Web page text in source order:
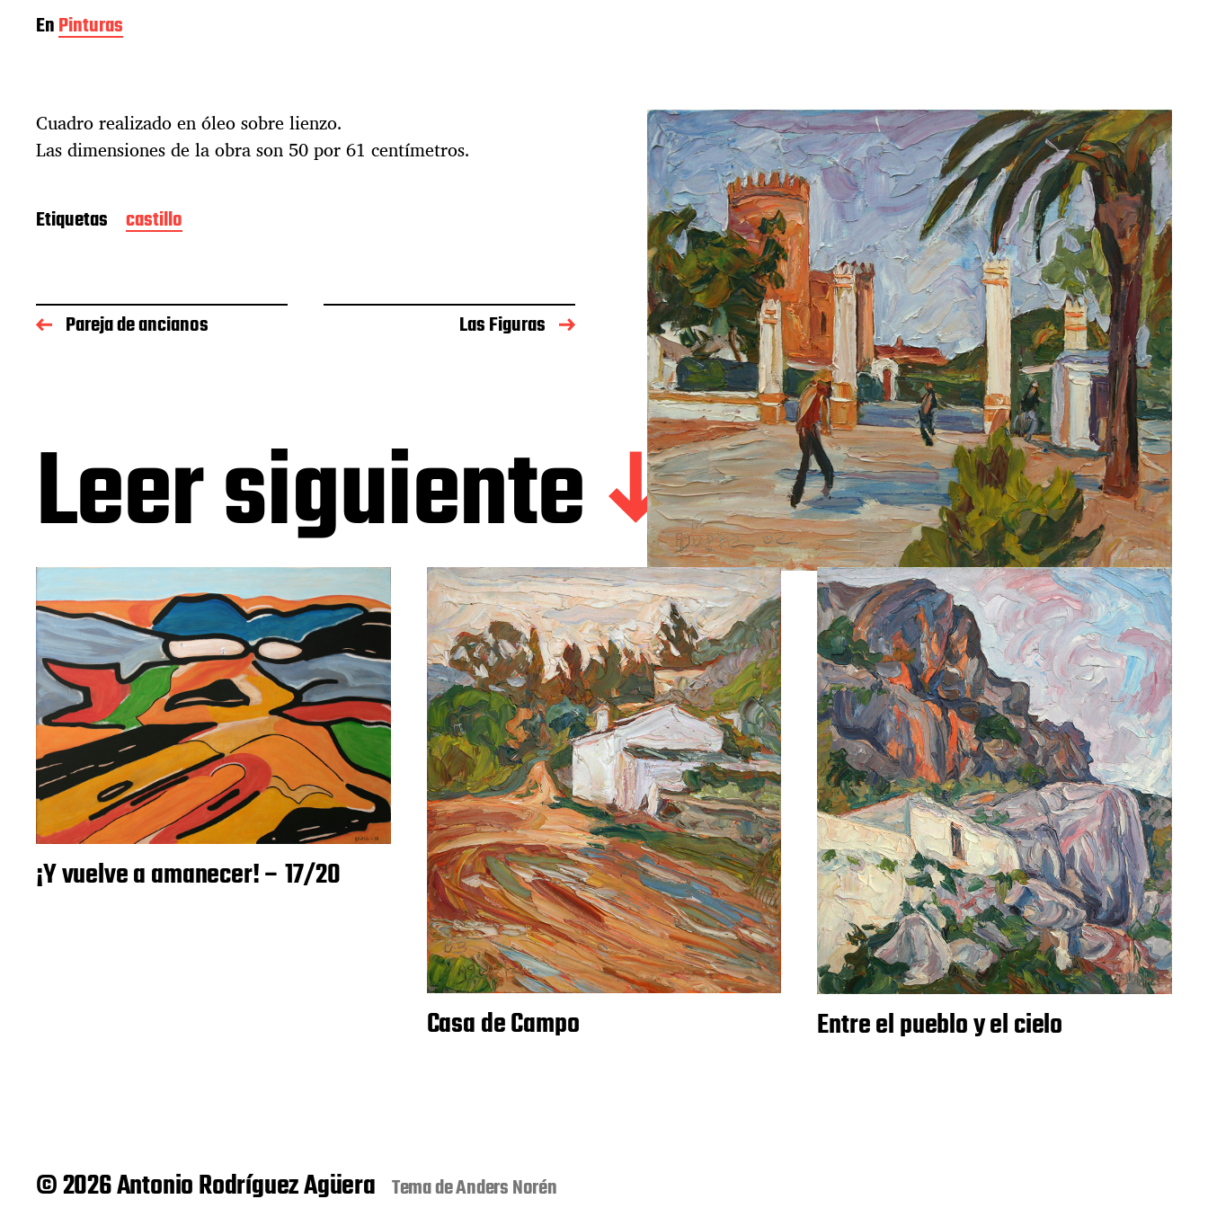
EnPinturas
Cuadro realizado en óleo sobre lienzo.
Las dimensiones de la obra son 50 por 61 centímetros.
Etiquetas castillo
Pareja de ancianos Las Figuras
Leer siguiente
¡Y vuelve a amanecer! – 17/20
Casa de Campo Entre el pueblo y el cielo
© 2026 Antonio Rodríguez Agüera Tema deAnders Norén